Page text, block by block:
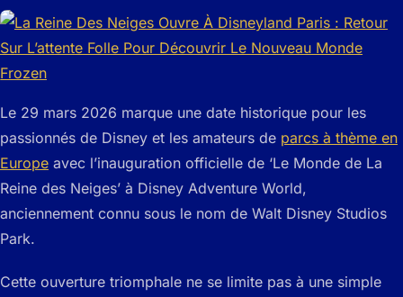
Le 29 mars 2026 marque une date historique pour les
passionnés de Disney et les amateurs de parcs à thème en
Europe avec l’inauguration officielle de ‘Le Monde de La
Reine des Neiges’ à Disney Adventure World,
anciennement connu sous le nom de Walt Disney Studios
Park.
Cette ouverture triomphale ne se limite pas à une simple